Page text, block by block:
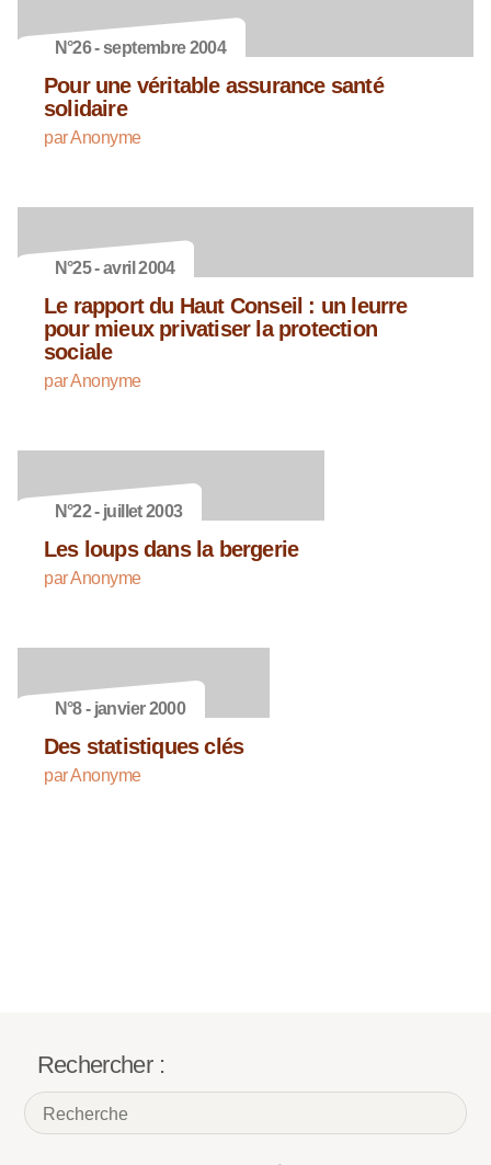
N°26 - septembre 2004
Pour une véritable assurance santé
solidaire
par Anonyme
N°25 - avril 2004
Le rapport du Haut Conseil : un leurre
pour mieux privatiser la protection
sociale
par Anonyme
N°22 - juillet 2003
Les loups dans la bergerie
par Anonyme
N°8 - janvier 2000
Des statistiques clés
par Anonyme
Rechercher :